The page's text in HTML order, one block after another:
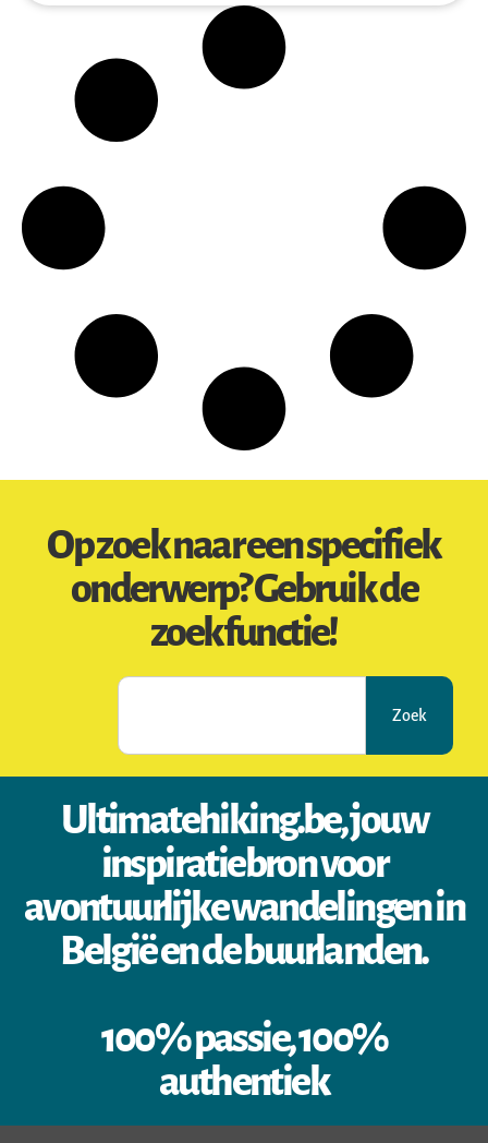
Op zoek naar een specifiek
onderwerp? Gebruik de
zoekfunctie!
Zoek
Ultimatehiking.be, jouw
inspiratiebron voor
avontuurlijke wandelingen in
België en de buurlanden.
100% passie, 100%
authentiek